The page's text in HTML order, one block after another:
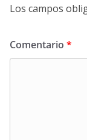
Los campos
Comentario *